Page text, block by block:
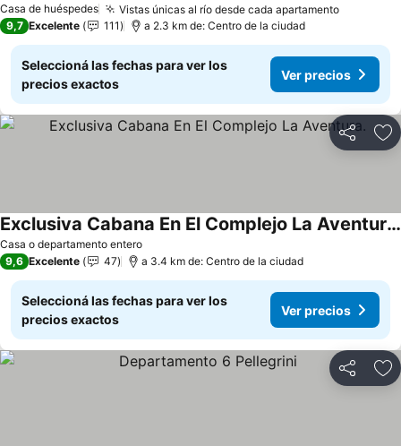
Casa de huéspedes Vistas únicas al río desde cada apartamento
9,7 Excelente 111 a 2.3 km de: Centro de la ciudad
Seleccioná las fechas para ver los
precios exactos
Ver precios
Compartir
Casa o departamento entero
Exclusiva Cabana En El Complejo La Aventura.
9,6 Excelente 47 a 3.4 km de: Centro de la ciudad
Seleccioná las fechas para ver los
precios exactos
Ver precios
Compartir